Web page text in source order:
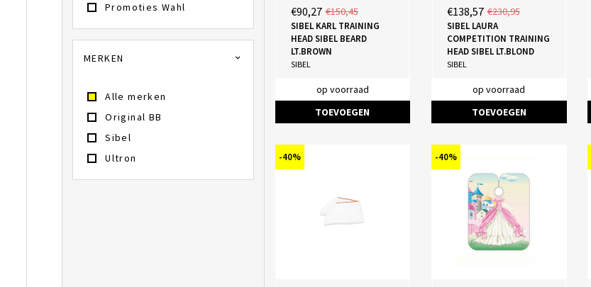
Promoties Wahl
MERKEN
Alle merken
Original BB
Sibel
Ultron
€90,27 €150,45
SIBEL KARL TRAINING
HEAD SIBEL BEARD
LT.BROWN
SIBEL
op voorraad
TOEVOEGEN
€138,57 €230,95
SIBEL LAURA
COMPETITION TRAINING
HEAD SIBEL LT.BLOND
SIBEL
op voorraad
TOEVOEGEN
-40% -40%